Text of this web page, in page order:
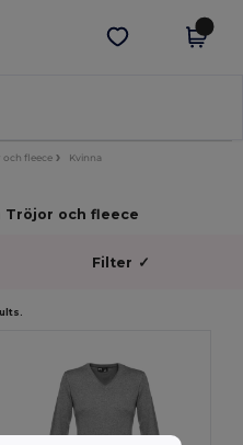
Hämta app
och fleece Kvinna
Tröjor och fleece
Filter ✓